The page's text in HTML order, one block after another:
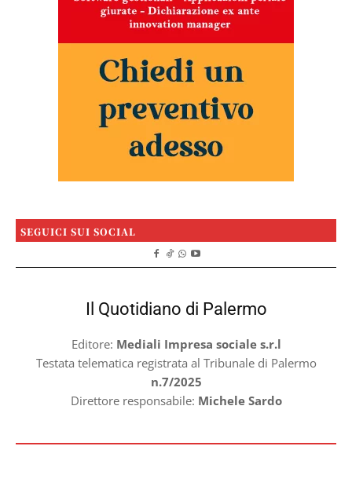
SEGUICI SUI SOCIAL
Il Quotidiano di Palermo
Editore: Mediali Impresa sociale s.r.l
Testata telematica registrata al Tribunale di Palermo
n.7/2025
Direttore responsabile: Michele Sardo